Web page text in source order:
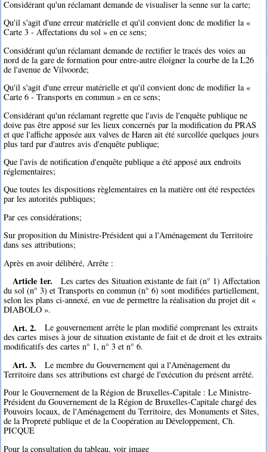
Considérant qu'un réclamant demande de visualiser la senne sur la carte;
Qu'il s'agit d'une erreur matérielle et qu'il convient donc de modifier la «
Carte 3 - Affectations du sol » en ce sens;
Considérant qu'un réclamant demande de rectifier le tracés des voies au
nord de la gare de formation pour entre-autre éloigner la courbe de la L26
de l'avenue de Vilvoorde;
Qu'il s'agit d'une erreur matérielle et qu'il convient donc de modifier la «
Carte 6 - Transports en commun » en ce sens;
Considérant qu'un réclamant regrette que l'avis de l'enquête publique ne
doive pas être apposé sur les lieux concernés par la modification du PRAS
et que l'affiche apposée aux valves de Haren ait été surcollée quelques jours
plus tard par d'autres avis d'enquête publique;
Que l'avis de notification d'enquête publique a été apposé aux endroits
réglementaires;
Que toutes les dispositions règlementaires en la matière ont été respectées
par les autorités publiques;
Par ces considérations;
Sur proposition du Ministre-Président qui a l'Aménagement du Territoire
dans ses attributions;
Après en avoir délibéré, Arrête :
Article 1er.
Les cartes des Situation existante de fait (n° 1) Affectation
du sol (n° 3) et Transports en commun (n° 6) sont modifiées partiellement,
selon les plans ci-annexé, en vue de permettre la réalisation du projet dit «
DIABOLO ».
Art. 2.
Le gouvernement arrête le plan modifié comprenant les extraits
des cartes mises à jour de situation existante de fait et de droit et les extraits
modificatifs des cartes n° 1, n° 3 et n° 6.
Art. 3.
Le membre du Gouvernement qui a l'Aménagement du
Territoire dans ses attributions est chargé de l'exécution du présent arrêté.
Pour le Gouvernement de la Région de Bruxelles-Capitale : Le Ministre-
Président du Gouvernement de la Région de Bruxelles-Capitale chargé des
Pouvoirs locaux, de l'Aménagement du Territoire, des Monuments et Sites,
de la Propreté publique et de la Coopération au Développement, Ch.
PICQUE
Pour la consultation du tableau, voir image